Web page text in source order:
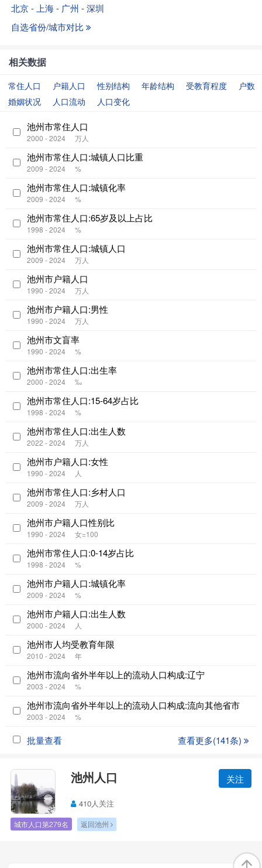
北京 - 上海 - 广州 - 深圳
自选省份/城市对比
相关数据
常住人口 户籍人口 性别结构 年龄结构 受教育程度
户数
婚姻状况
人口流动 人口变化
池州市常住人口
2000 - 2024 万人
池州市常住人口:城镇人口比重
2009 - 2024 %
池州市常住人口:城镇化率
2009 - 2024 %
池州市常住人口:65岁及以上占比
1998 - 2024 %
池州市常住人口:城镇人口
2009 - 2024 万人
池州市户籍人口
1990 - 2024 万人
池州市户籍人口:男性
1990 - 2024 万人
池州市文盲率
1990 - 2024 %
池州市常住人口:出生率
2000 - 2024 ‰
池州市常住人口:15-64岁占比
1998 - 2024 %
池州市常住人口:出生人数
2022 - 2024 万人
池州市户籍人口:女性
1990 - 2024 人
池州市常住人口:乡村人口
2009 - 2024 万人
池州市户籍人口性别比
1990 - 2024 女=100
池州市常住人口:0-14岁占比
1998 - 2024 %
池州市户籍人口:城镇化率
2009 - 2024 %
池州市户籍人口:出生人数
2000 - 2024 人
池州市人均受教育年限
2010 - 2024 年
池州市流向省外半年以上的流动人口构成:辽宁
2003 - 2024 %
池州市流向省外半年以上的流动人口构成:流向其他省市
2003 - 2024 %
批量查看 查看更多(141条)
池州人口 关注
410人关注
城市人口第279名 返回池州